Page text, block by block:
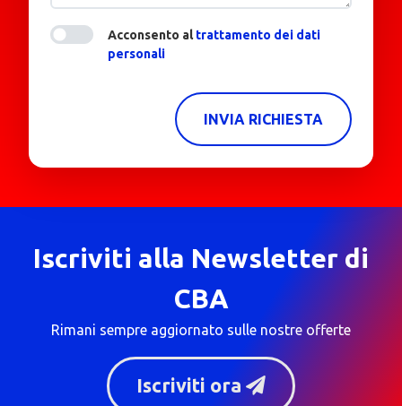
Acconsento altrattamento dei dati
personali
INVIA RICHIESTA
Iscriviti alla Newsletter di
CBA
Rimani sempre aggiornato sulle nostre offerte
Iscriviti ora